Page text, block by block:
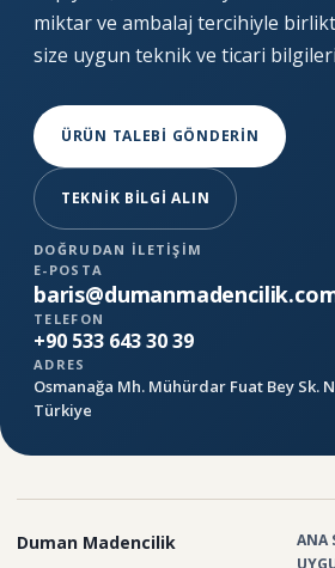
miktar ve ambalaj tercihiyle
size uygun teknik ve ticari bilgileri
ÜRÜN TALEBİ GÖNDERİN
TEKNİK BİLGİ ALIN
DOĞRUDAN İLETIŞIM
E-POSTA
TELEFON
+90 533 643 30 39
ADRES
Osmanağa Mh. Mühürdar Fuat Bey Sk.
Türkiye
Duman Madencilik ANA